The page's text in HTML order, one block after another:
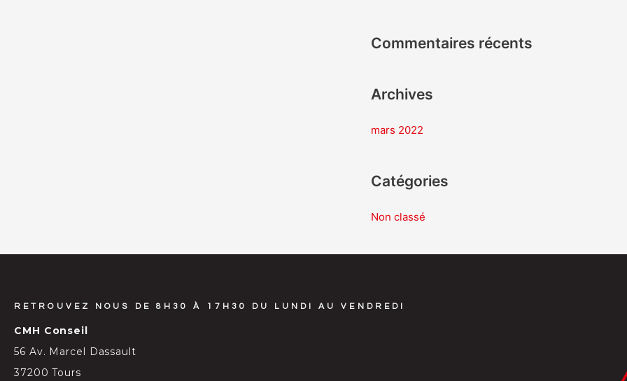
e
Commentaires récents
Archives
mars 2022
Catégories
Non classé
RETROUVEZ NOUS DE 8H30 À 17H30 DU LUNDI AU VENDREDI
CMH Conseil
56 Av. Marcel Dassault
37200 Tours